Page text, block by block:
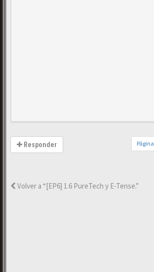
Responder Página
Volver a “[EP6] 1.6 PureTech y E-Tense.”